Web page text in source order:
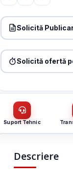
Solicită
CUI
Solicită ofertă
Nume / firmă
Suport Tehnic
Descriere